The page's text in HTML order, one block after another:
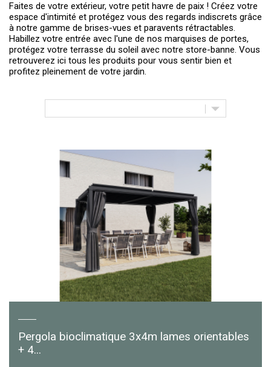
Faites de votre extérieur, votre petit havre de paix ! Créez votre
espace d'intimité et protégez vous des regards indiscrets grâce
à notre gamme de brises-vues et paravents rétractables.
Habillez votre entrée avec l'une de nos marquises de portes,
protégez votre terrasse du soleil avec notre store-banne. Vous
retrouverez ici tous les produits pour vous sentir bien et
profitez pleinement de votre jardin.
Pergola bioclimatique 3x4m lames orientables
+ 4...